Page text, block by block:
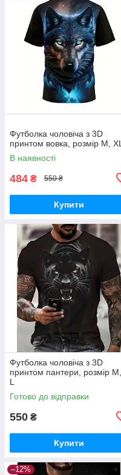
Футболка чоловіча з 3D
принтом вовка, розмір M, XL
В наявності
484 ₴ 550 ₴
Купити
Футболка чоловіча з 3D
принтом пантери, розмір M,
L
Готово до відправки
550 ₴
Купити
–12%